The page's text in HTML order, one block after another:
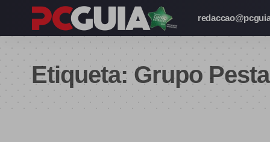
Etiqueta: Grupo